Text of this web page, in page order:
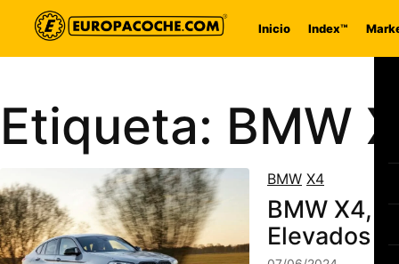
Saltar al contenido
Inicio Index™
Etiqueta: BMW
BMW X4
BMW X4,
Elevados